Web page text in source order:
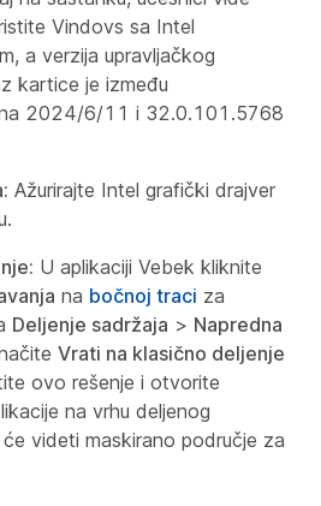
Vindovs sa Intel
a verzija upravljačkog
kartice je između
2024/6/11 i 32.0.101.5768
Ažurirajte Intel grafički drajver
U aplikaciji Vebek kliknite
na bočnoj traci za
Deljenje sadržaja > Napredna
Vrati na klasično deljenje
ovo rešenje i otvorite
na vrhu deljenog
videti maskirano područje za